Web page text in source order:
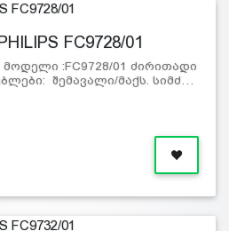
FC9728/01
მოდელი :FC9728/01 ძირითადი
შემავალი/მაქს. სიმძ…